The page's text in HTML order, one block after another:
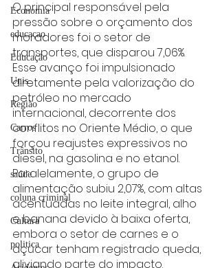
Economia
educaçao
Educação
Unis
Região
Carros
Trânsito
saúde
coluna criminal
Cultura
politica
O principal responsável pela
pressão sobre o orçamento dos
moradores foi o setor de
transportes, que disparou 7,06%.
Esse avanço foi impulsionado
diretamente pela valorização do
petróleo no mercado
internacional, decorrente dos
conflitos no Oriente Médio, o que
forçou reajustes expressivos no
diesel, na gasolina e no etanol.
Paralelamente, o grupo de
alimentação subiu 2,07%, com altas
acentuadas no leite integral, alho
e banana devido à baixa oferta,
embora o setor de carnes e o
açúcar tenham registrado queda,
aliviando parte do impacto.